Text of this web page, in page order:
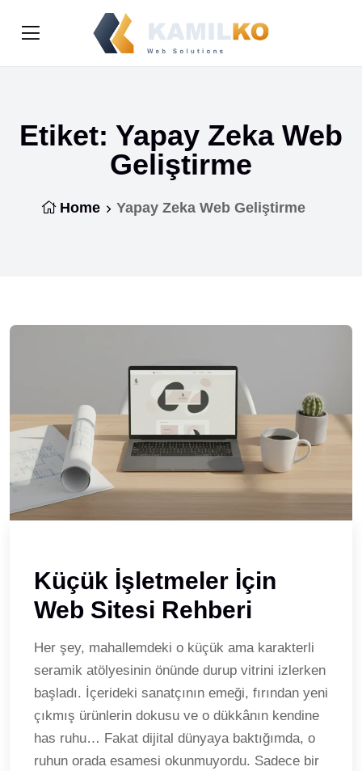
Etiket: Yapay Zeka Web
Geliştirme
Home Yapay Zeka Web Geliştirme
Küçük İşletmeler İçin
Web Sitesi Rehberi
Her şey, mahallemdeki o küçük ama karakterli
seramik atölyesinin önünde durup vitrini izlerken
başladı. İçerideki sanatçının emeği, fırından yeni
çıkmış ürünlerin dokusu ve o dükkânın kendine
has ruhu… Fakat dijital dünyaya baktığımda, o
ruhun orada esamesi okunmuyordu. Sadece bir